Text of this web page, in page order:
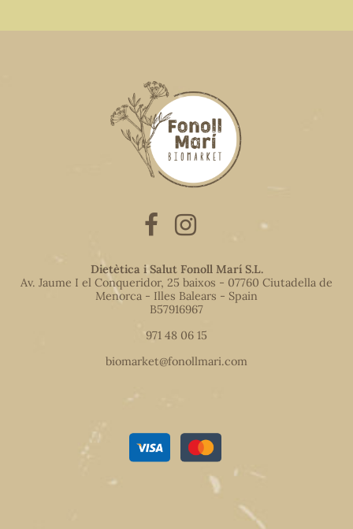
Dietètica i Salut Fonoll Marí S.L.
Av. Jaume I el Conqueridor, 25 baixos - 07760 Ciutadella de
Menorca - Illes Balears - Spain
B57916967
971 48 06 15
biomarket@fonollmari.com